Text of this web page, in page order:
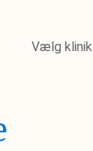
Vælg klinik